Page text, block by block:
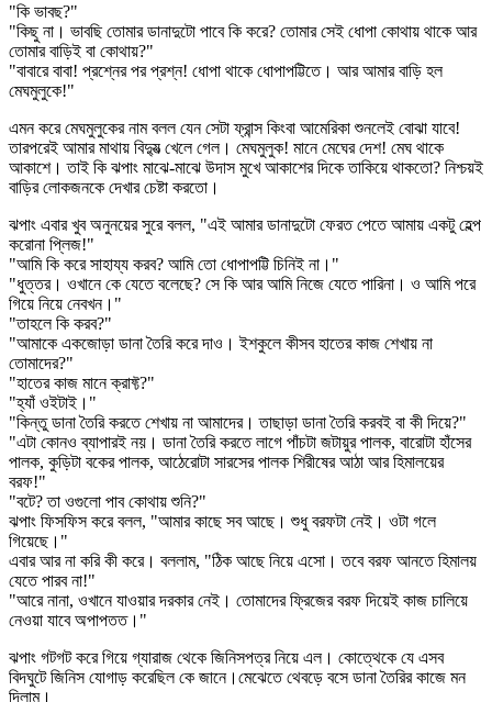
"কি ভাবছ?"
"কিছু না। ভাবছি তোমার ডানাদুটো পাবে কি করে? তোমার সেই ধোপা কোথায় থাকে আর
তোমার বাড়িই বা কোথায়?"
"বাবারে বাবা! প্রশ্নের পর প্রশ্ন! ধোপা থাকে ধোপাপট্টিতে। আর আমার বাড়ি হল
মেঘমুলুকে!"
এমন করে মেঘমুলুকের নাম বলল যেন সেটা ফ্রান্স কিংবা আমেরিকা শুনলেই বোঝা যাবে!
তারপরেই আমার মাথায় বিদ্যুত্‍ খেলে গেল। মেঘমুলুক! মানে মেঘের দেশ! মেঘ থাকে
আকাশে। তাই কি ঝপাং মাঝে-মাঝে উদাস মুখে আকাশের দিকে তাকিয়ে থাকতো? নিশ্চয়ই
বাড়ির লোকজনকে দেখার চেষ্টা করতো।
ঝপাং এবার খুব অনুনয়ের সুরে বলল, "এই আমার ডানাদুটো ফেরত পেতে আমায় একটু হেল্প
করোনা প্লিজ!"
"আমি কি করে সাহায্য করব? আমি তো ধোপাপট্টি চিনিই না।"
"ধুত্তর। ওখানে কে যেতে বলেছে? সে কি আর আমি নিজে যেতে পারিনা। ও আমি পরে
গিয়ে নিয়ে নেবখন।"
"তাহলে কি করব?"
"আমাকে একজোড়া ডানা তৈরি করে দাও। ইশকুলে কীসব হাতের কাজ শেখায় না
তোমাদের?"
"হাতের কাজ মানে ক্রাফ্ট?"
"হ্যাঁ ওইটাই।"
"কিন্তু ডানা তৈরি করতে শেখায় না আমাদের। তাছাড়া ডানা তৈরি করবই বা কী দিয়ে?"
"এটা কোনও ব্যাপারই নয়। ডানা তৈরি করতে লাগে পাঁচটা জটায়ুর পালক, বারোটা হাঁসের
পালক, কুড়িটা বকের পালক, আঠেরোটা সারসের পালক শিরীষের আঠা আর হিমালয়ের
বরফ!"
"বটে? তা ওগুলো পাব কোথায় শুনি?"
ঝপাং ফিসফিস করে বলল, "আমার কাছে সব আছে। শুধু বরফটা নেই। ওটা গলে
গিয়েছে।"
এবার আর না করি কী করে। বললাম, "ঠিক আছে নিয়ে এসো। তবে বরফ আনতে হিমালয়
যেতে পারব না!"
"আরে নানা, ওখানে যাওয়ার দরকার নেই। তোমাদের ফ্রিজের বরফ দিয়েই কাজ চালিয়ে
নেওয়া যাবে অপাপতত।"
ঝপাং গটগট করে গিয়ে গ্যারাজ থেকে জিনিসপত্র নিয়ে এল। কোত্থেকে যে এসব
বিদঘুটে জিনিস যোগাড় করেছিল কে জানে।মেঝেতে থেবড়ে বসে ডানা তৈরির কাজে মন
দিলাম।